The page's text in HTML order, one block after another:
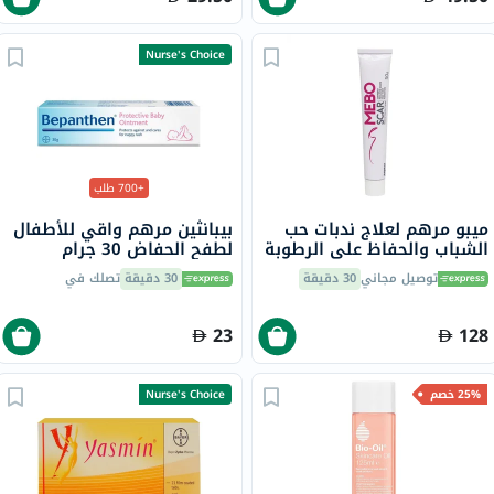
ميبو مرهم لعلاج ندبات حب
الشباب والحفاظ على الرطوبة
50 جرام توصيل مجاني30 دقيقة
128
Nurse's Choice
+700 طلب
بيبانثين مرهم واقي للأطفال
لطفح الحفاض 30 جرام
30 دقيقة تصلك في
23
25% خصم Nurse's Choice